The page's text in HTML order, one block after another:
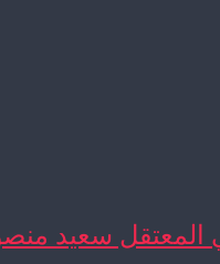
المعتقل سعيد